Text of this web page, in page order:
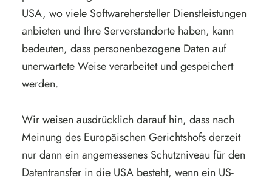
USA, wo viele Softwarehersteller Dienstleistungen
anbieten und Ihre Serverstandorte haben, kann
bedeuten, dass personenbezogene Daten auf
unerwartete Weise verarbeitet und gespeichert
werden.
Wir weisen ausdrücklich darauf hin, dass nach
Meinung des Europäischen Gerichtshofs derzeit
nur dann ein angemessenes Schutzniveau für den
Datentransfer in die USA besteht, wenn ein US-